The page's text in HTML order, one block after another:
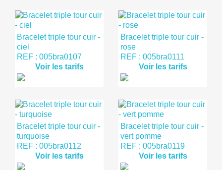
Bracelet triple tour cuir -
ciel
REF : 005bra0107
Voir les tarifs
Bracelet triple tour cuir -
rose
REF : 005bra0111
Voir les tarifs
Bracelet triple tour cuir -
turquoise
REF : 005bra0112
Voir les tarifs
Bracelet triple tour cuir -
vert pomme
REF : 005bra0119
Voir les tarifs